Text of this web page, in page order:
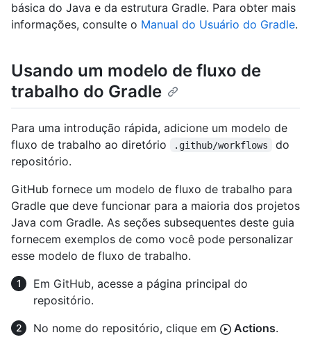
básica do Java e da estrutura Gradle. Para obter mais
informações, consulte o Manual do Usuário do Gradle.
Usando um modelo de fluxo de
trabalho do Gradle
Para uma introdução rápida, adicione um modelo de
fluxo de trabalho ao diretório
.github/workflows
do
repositório.
GitHub fornece um modelo de fluxo de trabalho para
Gradle que deve funcionar para a maioria dos projetos
Java com Gradle. As seções subsequentes deste guia
fornecem exemplos de como você pode personalizar
esse modelo de fluxo de trabalho.
Em GitHub, acesse a página principal do
repositório.
No nome do repositório, clique em
Actions.